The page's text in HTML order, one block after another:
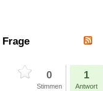
Frage
0
Stimmen
1
Antwort